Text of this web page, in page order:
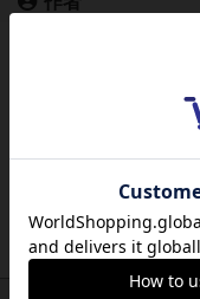
ライナー・クニツィ
ヴォルフガング・クラ
クレメンス・フランツ